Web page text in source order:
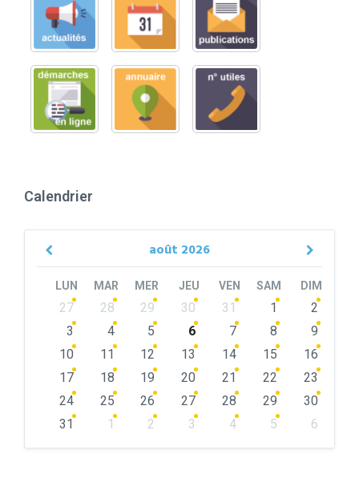
Calendrier
août 2026
Previous
LUN MAR MER JEU VEN SAM DIM
Skip
calendar
27 28 29 30 31 1
2
3
4 5 6 7 8
9
10
11 12 13 14 15
16
17
18 19 20 21 22
23
24
25 26 27 28 29
30
31
1 2 3 4 5
6